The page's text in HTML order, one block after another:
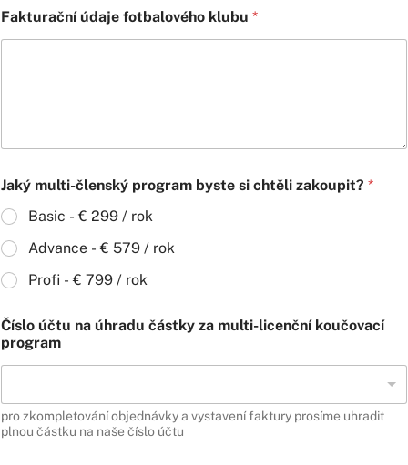
o
n
t
J
é
o
Fakturační údaje fotbalového klubu *
Jaký multi-členský program byste si chtěli zakoupit? *
Basic - € 299 / rok
Advance - € 579 / rok
Profi - € 799 / rok
Číslo účtu na úhradu částky za multi-licenční koučovací
program
pro zkompletování objednávky a vystavení faktury prosíme uhradit
plnou částku na naše číslo účtu